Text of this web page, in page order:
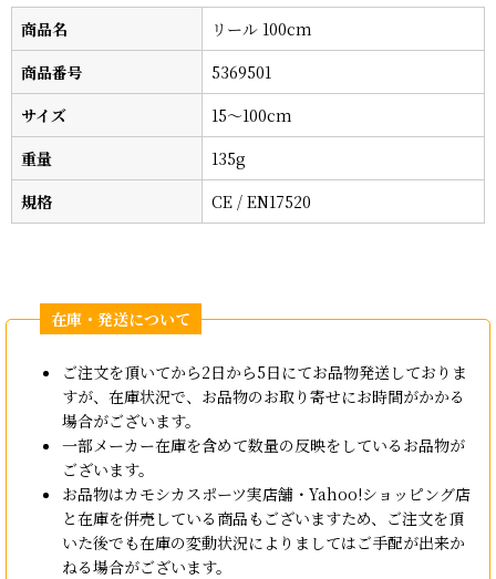
商品名
リール 100cm
商品番号
5369501
サイズ
15〜100cm
重量
135g
規格
CE / EN17520
ご注文を頂いてから2日から5日にてお品物発送しておりま
すが、在庫状況で、お品物のお取り寄せにお時間がかかる
場合がございます。
一部メーカー在庫を含めて数量の反映をしているお品物が
ございます。
お品物はカモシカスポーツ実店舗・Yahoo!ショッピング店
と在庫を併売している商品もございますため、ご注文を頂
いた後でも在庫の変動状況によりましてはご手配が出来か
ねる場合がございます。